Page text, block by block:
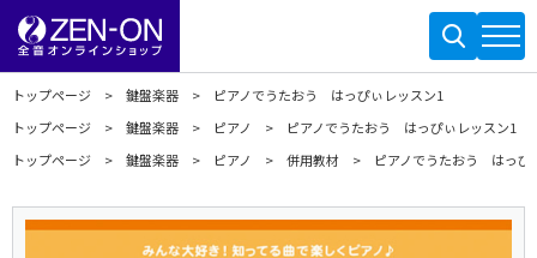
トップページ 鍵盤楽器
ピアノでうたおう はっぴぃレッスン1
トップページ
鍵盤楽器 ピアノ
ピアノでうたおう はっぴぃレッスン1
トップページ
鍵盤楽器 ピアノ 併用教材 ピアノでうたおう はっぴ